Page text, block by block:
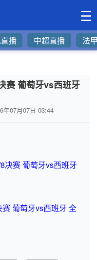
☰
播 中超直播 法
赛 葡萄牙vs西班牙
年07月07日 03:44
决赛 葡萄牙vs西班牙
葡萄牙vs西班牙 全